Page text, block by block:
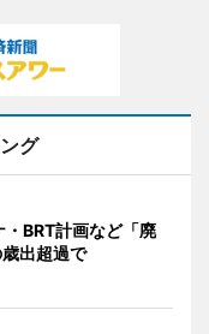
グ
BRT計画など「廃
出超過で